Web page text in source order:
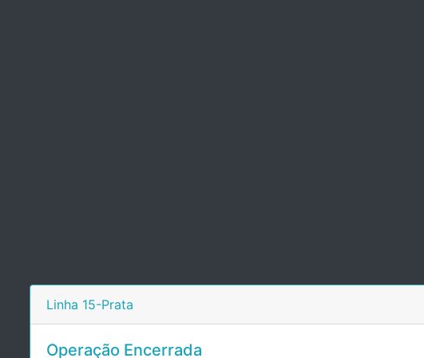
Linha 15-Prata
Operação Encerrada